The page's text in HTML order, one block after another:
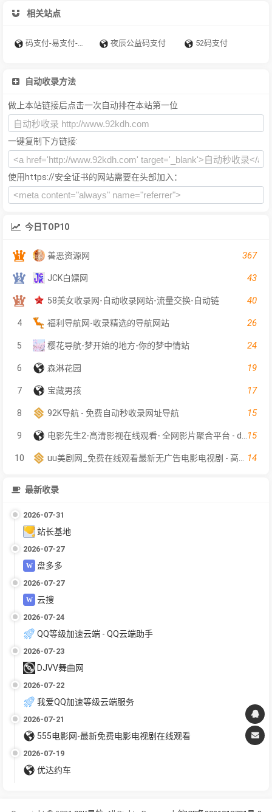
相关站点
码支付-易支付-源支付-聚合支付-爱码付-爱上扫码支付-码支付官网 夜辰公益码支付 52码支付
自动收录方法
做上本站链接后点击一次自动排在本站第一位
一键复制下方链接:
使用https://安全证书的网站需要在头部加入：
今日TOP10
善恶资源网 367
JCK白嫖网 43
58美女收录网-自动收录网站-流量交换-自动链 40
4 福利导航网-收录精选的导航网站 26
5 樱花导航-梦开始的地方-你的梦中情站 24
6 森淋花园 19
7 宝藏男孩 17
8 92K导航 - 免费自动秒收录网址导航 15
9 15
10 14
最新收录
2026-07-31
站长基地
2026-07-27
盘多多
2026-07-27
云搜
2026-07-24
QQ等级加速云端 - QQ云端助手
2026-07-23
DJVV舞曲网
2026-07-22
我爱QQ加速等级云端服务
2026-07-21
555电影网-最新免费电影电视剧在线观看
2026-07-19
优达约车